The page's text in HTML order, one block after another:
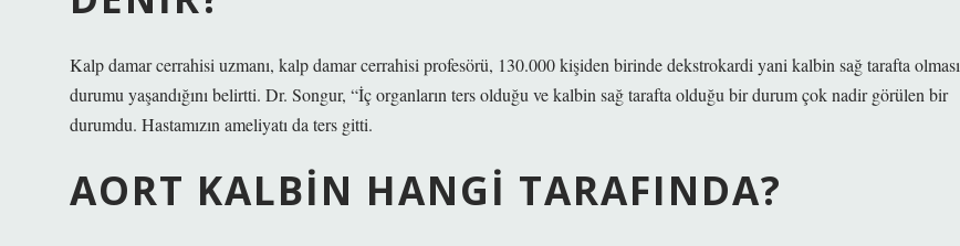
Kalp damar cerrahisi uzmanı, kalp damar cerrahisi profesörü, 130.000 kişiden birinde dekstrokardi yani kalbin sağ tarafta olması
durumu yaşandığını belirtti. Dr. Songur, “İç organların ters olduğu ve kalbin sağ tarafta olduğu bir durum çok nadir görülen bir
durumdu. Hastamızın ameliyatı da ters gitti.
AORT KALBIN HANGI TARAFINDA?